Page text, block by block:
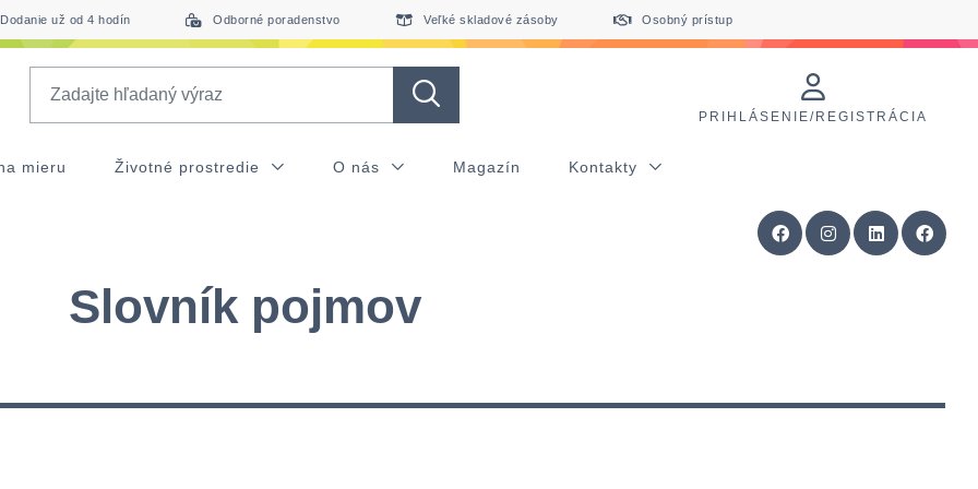
Dodanie už od 4 hodín Odborné poradenstvo Veľké skladové zásoby Osobný prístup
PRIHLÁSENIE/REGISTRÁCIA
mieru Životné prostredie O nás Magazín Kontakty
Slovník pojmov